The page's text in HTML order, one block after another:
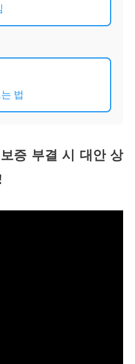
법
증 부결 시 대안 상